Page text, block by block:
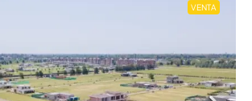
VENTA